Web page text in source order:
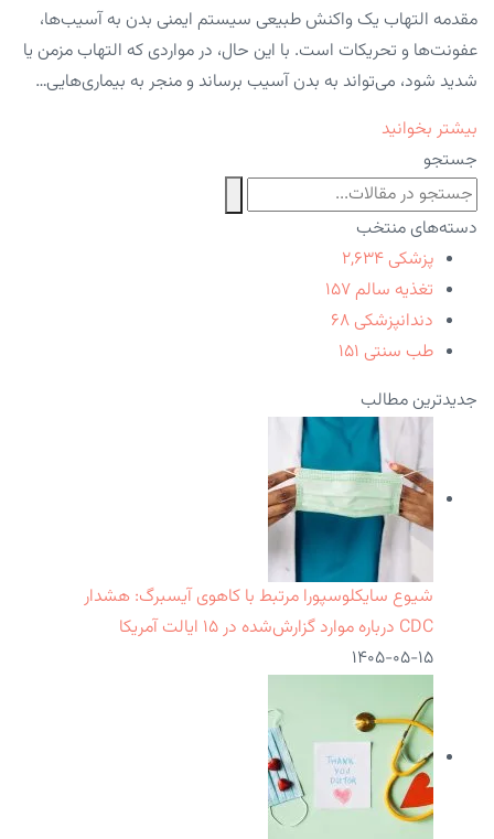
مقدمه التهاب یک واکنش طبیعی سیستم ایمنی بدن به آسیب‌ها،
عفونت‌ها و تحریکات است. با این حال، در مواردی که التهاب مزمن یا
شدید شود، می‌تواند به بدن آسیب برساند و منجر به بیماری‌هایی…
بیشتر بخوانید
جستجو
دسته‌های منتخب
پزشکی ۲,۶۳۴
تغذیه سالم ۱۵۷
دندانپزشکی ۶۸
طب سنتی ۱۵۱
جدیدترین مطالب
شیوع سایکلوسپورا مرتبط با کاهوی آیسبرگ: هشدار
CDC درباره موارد گزارش‌شده در ۱۵ ایالت آمریکا
۱۴۰۵-۰۵-۱۵